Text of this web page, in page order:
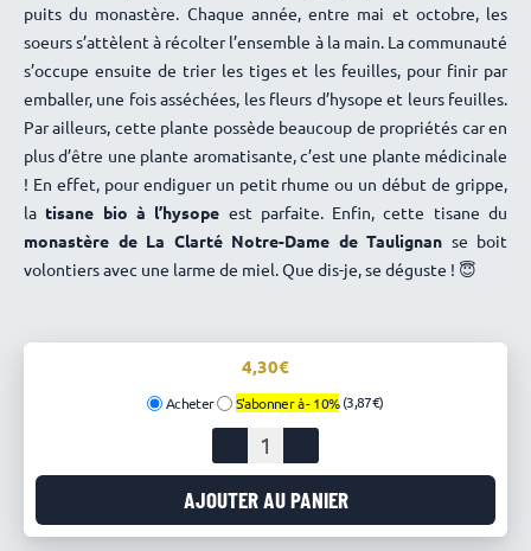
puits du monastère. Chaque année, entre mai et octobre, les
soeurs s’attèlent à récolter l’ensemble à la main. La communauté
s’occupe ensuite de trier les tiges et les feuilles, pour finir par
emballer, une fois asséchées, les fleurs d’hysope et leurs feuilles.
Par ailleurs, cette plante possède beaucoup de propriétés car en
plus d’être une plante aromatisante, c’est une plante médicinale
! En effet, pour endiguer un petit rhume ou un début de grippe,
la tisane bio à l’hysope est parfaite. Enfin, cette tisane du
monastère de La Clarté Notre-Dame de Taulignan se boit
volontiers avec une larme de miel. Que dis-je, se déguste ! 😇
4,30
Acheter S'abonner à -10% (3,87€)
quantité
de
Tisane
BIO
à
AJOUTER AU PANIER